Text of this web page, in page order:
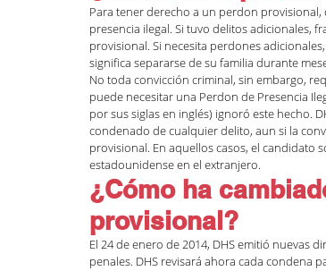
Para tener derecho a un perdon provisional,
presencia ilegal. Si tuvo delitos adicionales,
provisional. Si necesita perdones
significa separarse de su familia durante
No toda convicción criminal, sin embargo,
puede necesitar una Perdon de Presencia
por sus siglas en inglés) ignoró este hecho.
condenado de cualquier delito, aun si la
provisional. En aquellos casos, el candidato
estadounidense en el extranjero.
¿Cómo ha
provisional?
El 24 de enero de 2014, DHS emitió nuevas
penales. DHS revisará ahora cada condena